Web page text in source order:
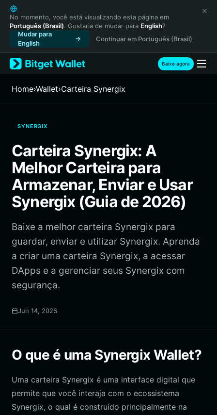
English
日本語
Tiếng Việt
Русский
Español (Latinoamérica)
Türkçe
Français
繁體中文
Bahasa Indonesia
ภาษาไทย
Español
Português (Brasil)
No momento, você está visualizando esta página em
Português (Brasil). Gostaria de mudar para English?
Mudar para
English
Continuar em Português (Brasil)
Baixe agora
Home›Wallet›Carteira Synergix
SYNERGIX
Carteira Synergix: A
Melhor Carteira para
Armazenar, Enviar e Usar
Synergix (Guia de 2026)
Baixe a melhor carteira Synergix para
guardar, enviar e utilizar Synergix. Aprenda
a criar uma carteira Synergix, a acessar
DApps e a gerenciar seus Synergix com
segurança.
Jun 14, 2026
O que é uma Synergix Wallet?
Uma carteira Synergix é uma interface digital que
permite que você interaja com o ecossistema
Synergix, o qual é construído principalmente na